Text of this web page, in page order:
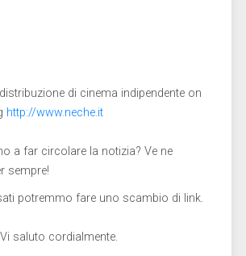
di cinema indipendente on
http://www.neche.it
a far circolare la notizia? Ve ne
sempre!
potremmo fare uno scambio di link.
saluto cordialmente.